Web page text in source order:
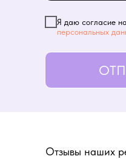
Я даю согласие
персональных
Отзывы наших